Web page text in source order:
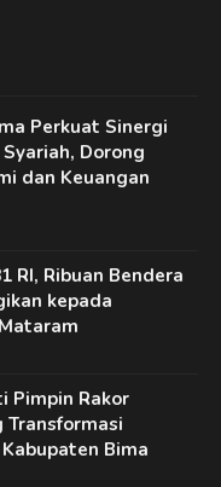
Perkuat Sinergi
Dorong
dan Keuangan
RI, Ribuan Bendera
kepada
Pimpin Rakor
Transformasi
Bima